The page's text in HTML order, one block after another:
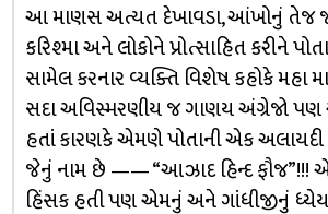
આ માણસ અત્યત દેખાવડા, આંખોનું તેજ
કરિશ્મા અને લોકોને પ્રોત્સાહિત કરીને
સામેલ કરનાર વ્યક્તિ વિશેષ કહોકે મહા
સદા અવિસ્મરણીય જ ગાણય અંગ્રેજો પણ
હતાં કારણકે એમણે પોતાની એક અલાયદી
જેનું નામ છે —— “આઝાદ હિન્દ ફૌજ”!!!
હિંસક હતી પણ એમનું અને ગાંધીજીનું